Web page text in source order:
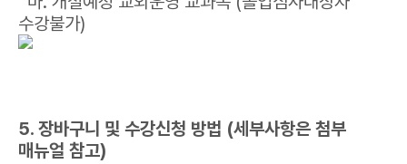
수강불가)
5. 장바구니 및 수강신청 방법 (세부사항은 첨부
매뉴얼 참고)